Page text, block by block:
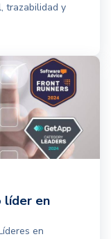
trazabilidad y
líder en
en